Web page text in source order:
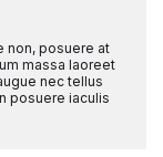
non, posuere at
massa laoreet
nec tellus
posuere iaculis